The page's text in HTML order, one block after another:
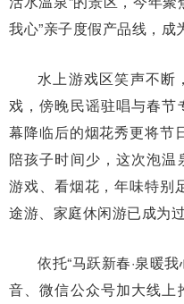
我心”亲子度假产品线，成
水上游戏区笑声不断
戏，傍晚民谣驻唱与春
幕降临后的烟花秀更将节
陪孩子时间少，这次泡
游戏、看烟花，年味特别
途游、家庭休闲游已成为过
依托“马跃新春·泉暖
音、微信公众号加大线上